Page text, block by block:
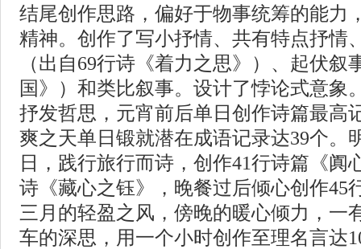
结尾创作思路，偏好于物事统筹的能力
精神。创作了写小抒情、共有特点抒情
（出自69行诗《着力之思》）、起伏叙
国》）和类比叙事。设计了悖论式意象
抒发哲思，元宵前后单日创作诗篇最高
爽之天单日锻就潜在成语记录达39个。
日，践行旅行而诗，创作41行诗篇《阗
诗《藏心之钰》，晚餐过后倾心创作45
三月的轻盈之风，傍晚的暖心倾力，一
车的深思，用一个小时创作至理名言达